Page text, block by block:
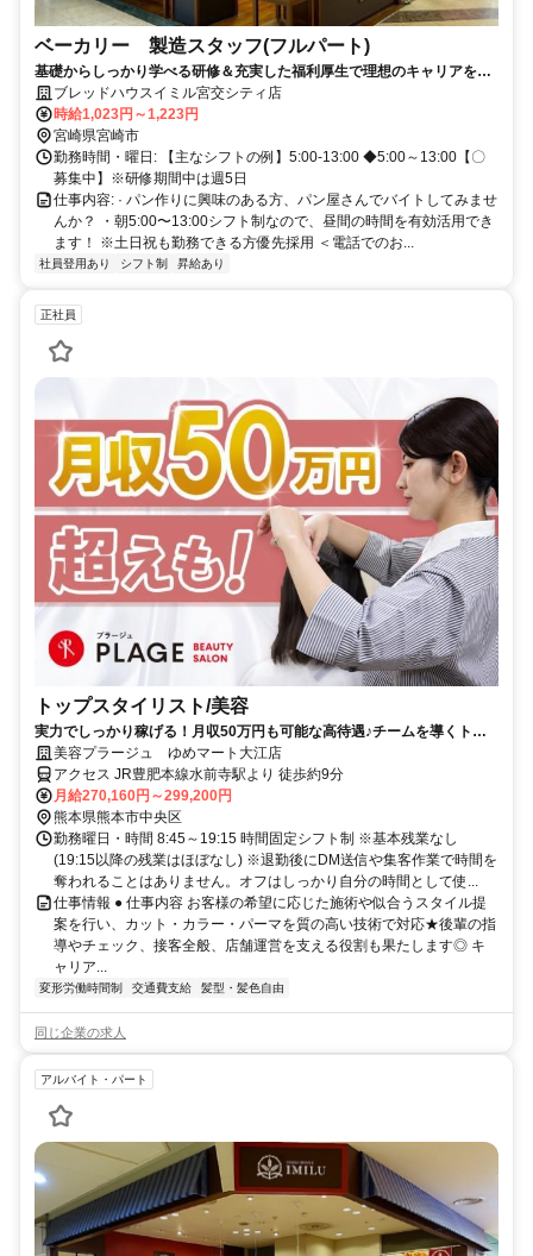
ベーカリー 製造スタッフ(フルパート)
基礎からしっかり学べる研修＆充実した福利厚生で理想のキャリアを創
造 ブレッドハウスイミル宮交シティ店
時給1,023円～1,223円
宮崎県宮崎市
勤務時間・曜日: 【主なシフトの例】5:00-13:00 ◆5:00～13:00【〇
募集中】※研修期間中は週5日
仕事内容: · パン作りに興味のある方、パン屋さんでバイトしてみませ
んか？ ・朝5:00〜13:00シフト制なので、昼間の時間を有効活用でき
ます！ ※土日祝も勤務できる方優先採用 ＜電話でのお...
社員登用あり シフト制 昇給あり
正社員
トップスタイリスト/美容
実力でしっかり稼げる！月収50万円も可能な高待遇♪チームを導くトッ
プスタイリスト！
美容プラージュ ゆめマート大江店
アクセス JR豊肥本線水前寺駅より 徒歩約9分
月給270,160円～299,200円
熊本県熊本市中央区
勤務曜日・時間 8:45～19:15 時間固定シフト制 ※基本残業なし
(19:15以降の残業はほぼなし) ※退勤後にDM送信や集客作業で時間を
奪われることはありません。オフはしっかり自分の時間として使...
仕事情報 ● 仕事内容 お客様の希望に応じた施術や似合うスタイル提
案を行い、カット・カラー・パーマを質の高い技術で対応★後輩の指
導やチェック、接客全般、店舗運営を支える役割も果たします◎ キ
ャリア...
変形労働時間制 交通費支給 髪型・髪色自由
同じ企業の求人
アルバイト・パート